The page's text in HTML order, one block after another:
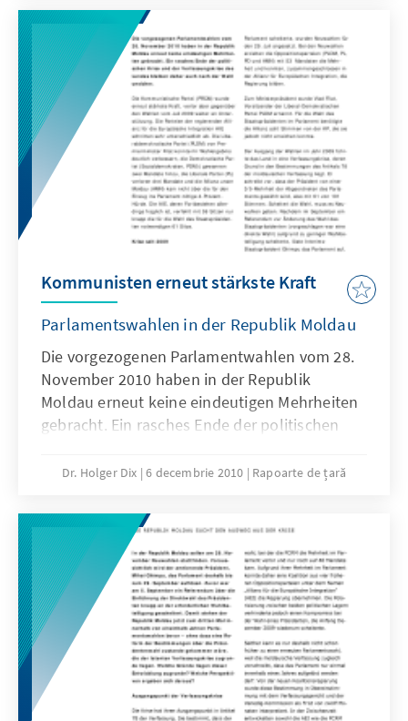
erwartet, das Verfahren zur Wahl eines neuen
Präsidenten zu vereinfachen. Darin liegt eine
Chance, die anhaltende Verfassungskrise zu
überwinden.
Kommunisten erneut stärkste Kraft
Parlamentswahlen in der Republik Moldau
Die vorgezogenen Parlamentwahlen vom 28.
November 2010 haben in der Republik
Moldau erneut keine eindeutigen Mehrheiten
gebracht. Ein rasches Ende der politischen
bleiben daher auch nach der Wahl unsicher.
Dr. Holger Dix 6 decembrie 2010 Rapoarte de țară